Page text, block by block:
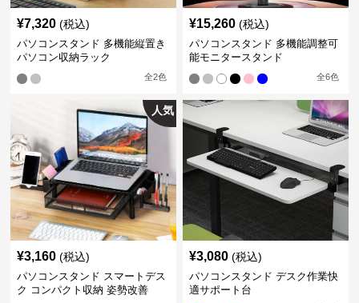
¥7,320 (税込)
パソコンスタンド 多機能縦置き
パソコン収納ラック
全2色
¥15,260 (税込)
パソコンスタンド 多機能調整可
能モニタースタンド
全6色
人気
¥3,160 (税込)
パソコンスタンド スマートデス
ク コンパクト収納 姿勢改善
¥3,080 (税込)
パソコンスタンド デスク作業快
適サポート台